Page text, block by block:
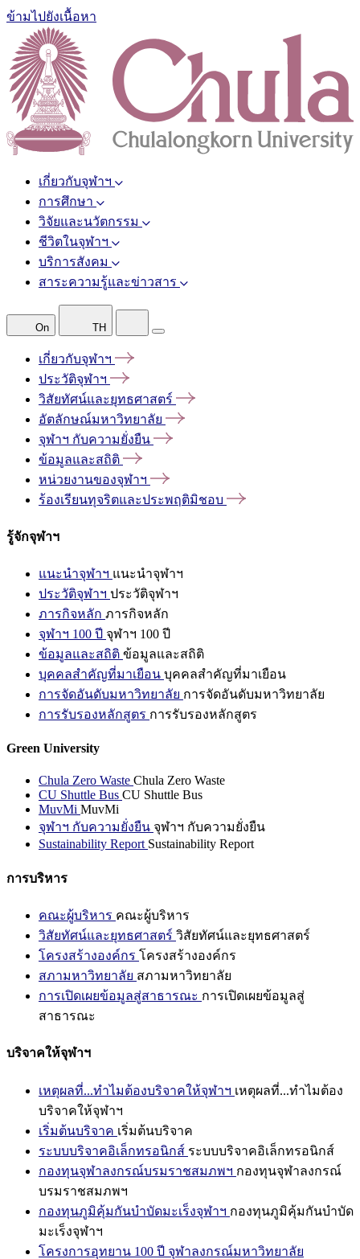
ข้ามไปยังเนื้อหา
เกี่ยวกับจุฬาฯ
การศึกษา
วิจัยและนวัตกรรม
ชีวิตในจุฬาฯ
บริการสังคม
สาระความรู้และข่าวสาร
On TH
เกี่ยวกับจุฬาฯ
ประวัติจุฬาฯ
วิสัยทัศน์และยุทธศาสตร์
อัตลักษณ์มหาวิทยาลัย
จุฬาฯ กับความยั่งยืน
ข้อมูลและสถิติ
หน่วยงานของจุฬาฯ
ร้องเรียนทุจริตและประพฤติมิชอบ
รู้จักจุฬาฯ
แนะนำจุฬาฯ แนะนำจุฬาฯ
ประวัติจุฬาฯ ประวัติจุฬาฯ
ภารกิจหลัก ภารกิจหลัก
จุฬาฯ 100 ปี จุฬาฯ 100 ปี
ข้อมูลและสถิติ ข้อมูลและสถิติ
บุคคลสำคัญที่มาเยือน บุคคลสำคัญที่มาเยือน
การจัดอันดับมหาวิทยาลัย การจัดอันดับมหาวิทยาลัย
การรับรองหลักสูตร การรับรองหลักสูตร
Green University
Chula Zero Waste Chula Zero Waste
CU Shuttle Bus CU Shuttle Bus
MuvMi MuvMi
จุฬาฯ กับความยั่งยืน จุฬาฯ กับความยั่งยืน
Sustainability Report Sustainability Report
การบริหาร
คณะผู้บริหาร คณะผู้บริหาร
วิสัยทัศน์และยุทธศาสตร์ วิสัยทัศน์และยุทธศาสตร์
โครงสร้างองค์กร โครงสร้างองค์กร
สภามหาวิทยาลัย สภามหาวิทยาลัย
การเปิดเผยข้อมูลสู่สาธารณะ การเปิดเผยข้อมูลสู่
สาธารณะ
บริจาคให้จุฬาฯ
เหตุผลที่...ทำไมต้องบริจาคให้จุฬาฯ เหตุผลที่...ทำไมต้อง
บริจาคให้จุฬาฯ
เริ่มต้นบริจาค เริ่มต้นบริจาค
ระบบบริจาคอิเล็กทรอนิกส์ ระบบบริจาคอิเล็กทรอนิกส์
กองทุนจุฬาลงกรณ์บรมราชสมภพฯ กองทุนจุฬาลงกรณ์
บรมราชสมภพฯ
กองทุนภูมิคุ้มกันบำบัดมะเร็งจุฬาฯ กองทุนภูมิคุ้มกันบำบัด
มะเร็งจุฬาฯ
โครงการอุทยาน 100 ปี จุฬาลงกรณ์มหาวิทยาลัย